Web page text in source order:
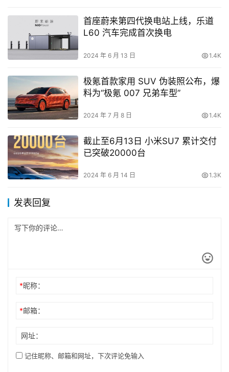
首座蔚来第四代换电站上线，乐道
L60 汽车完成首次换电
2024 年 6 月 13 日 1.4K
极氪首款家用 SUV 伪装照公布，爆
料为“极氪 007 兄弟车型”
2024 年 7 月 8 日 1.4K
截止至6月13日 小米SU7 累计交付
已突破20000台
2024 年 6 月 14 日 1.3K
发表回复
*昵称：
*邮箱：
网址：
记住昵称、邮箱和网址，下次评论免输入